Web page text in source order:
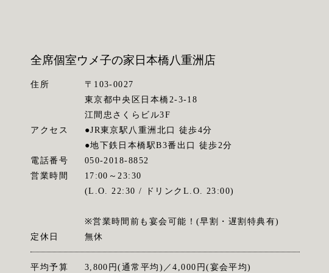
全席個室ウメ子の家 日本橋八重洲店
住所
〒103-0027
東京都中央区日本橋2-3-18
江間忠さくらビル3F
アクセス
●JR東京駅八重洲北口 徒歩4分
●地下鉄日本橋駅B3番出口 徒歩2分
電話番号
050-2018-8852
営業時間
17:00～23:30
(L.O. 22:30 / ドリンクL.O. 23:00)
※営業時間前も宴会可能！(早割・遅割特典有)
定休日
無休
平均予算 3,800円(通常平均)／4,000円(宴会平均)